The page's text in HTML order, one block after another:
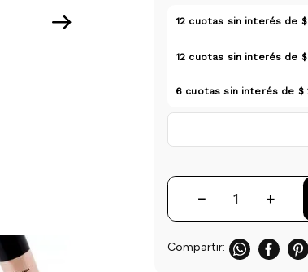
12 cuotas sin interés de
12 cuotas sin interés de
6 cuotas sin interés de $
＋
－